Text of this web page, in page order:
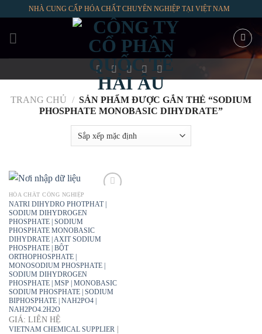
content
NHÀ CUNG CẤP HÓA CHẤT CHUYÊN NGHIỆP TẠI VIỆT NAM
TRANG CHỦ / SẢN PHẨM ĐƯỢC GẮN THẺ “SODIUM
PHOSPHATE MONOBASIC DIHYDRATE”
HÓA CHẤT CÔNG NGHIỆP
NATRI DIHYDRO PHOTPHAT |
SODIUM DIHYDROGEN
PHOSPHATE | SODIUM
PHOSPHATE MONOBASIC
DIHYDRATE | AXIT SODIUM
PHOSPHATE | BỘT
ORTHOPHOSPHATE |
MONOSODIUM PHOSPHATE |
SODIUM DIHYDROGEN
PHOSPHATE | MSP | MONOBASIC
SODIUM PHOSPHATE | SODIUM
BIPHOSPHATE | NAH2PO4 |
NAH2PO4.2H2O
GIÁ: LIÊN HỆ
VIETNAM CHEMICAL SUPPLIER